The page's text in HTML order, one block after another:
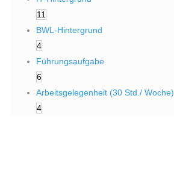
11
BWL-Hintergrund
4
Führungsaufgabe
6
Arbeitsgelegenheit (30 Std./ Woche)
4